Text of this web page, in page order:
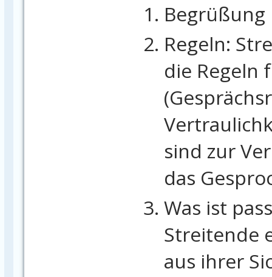
Begrüßung
Regeln:
die Regeln
sind zur
das
Was ist
Streitende
aus ihrer